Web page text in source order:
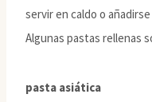
servir en caldo o
Algunas pastas rellenas
pasta asiática